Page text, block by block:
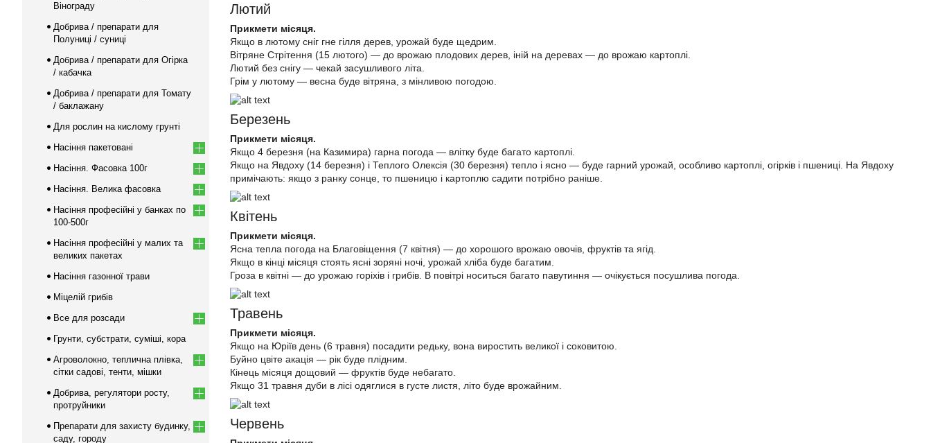
Лютий
Прикмети місяця.
Якщо в лютому сніг гне гілля дерев, урожай буде щедрим.
Вітряне Стрітення (15 лютого) — до врожаю плодових дерев, іній на деревах — до врожаю картоплі.
Лютий без снігу — чекай засушливого літа.
Грім у лютому — весна буде вітряна, з мінливою погодою.
Березень
Прикмети місяця.
Якщо 4 березня (на Казимира) гарна погода — влітку буде багато картоплі.
Якщо на Явдоху (14 березня) і Теплого Олексія (30 березня) тепло і ясно — буде гарний урожай, особливо картоплі, огірків і пшениці. На Явдоху
примічають: якщо з ранку сонце, то пшеницю і картоплю садити потрібно раніше.
Квітень
Прикмети місяця.
Ясна тепла погода на Благовіщення (7 квітня) — до хорошого врожаю овочів, фруктів та ягід.
Якщо в кінці місяця стоять ясні зоряні ночі, урожай хліба буде багатим.
Гроза в квітні — до урожаю горіхів і грибів. В повітрі носиться багато павутиння — очікується посушлива погода.
Травень
Прикмети місяця.
Якщо на Юріїв день (6 травня) посадити редьку, вона виростить великої і соковитою.
Буйно цвіте акація — рік буде плідним.
Кінець місяця дощовий — фруктів буде небагато.
Якщо 31 травня дуби в лісі одяглися в густе листя, літо буде врожайним.
Червень
Вінограду
Добрива / препарати для
Полуниці / суниці
Добрива / препарати для Огірка
/ кабачка
Добрива / препарати для Томату
/ баклажану
Для рослин на кислому грунті
Насіння пакетовані
Насіння. Фасовка 100г
Насіння. Велика фасовка
Насіння професійні у банках по
100-500г
Насіння професійні у малих та
великих пакетах
Насіння газонної трави
Міцелій грибів
Все для розсади
Грунти, субстрати, суміші, кора
Агроволокно, теплична плівка,
сітки садові, тенти, мішки
Добрива, регулятори росту,
протруйники
Препарати для захисту будинку,
саду, городу